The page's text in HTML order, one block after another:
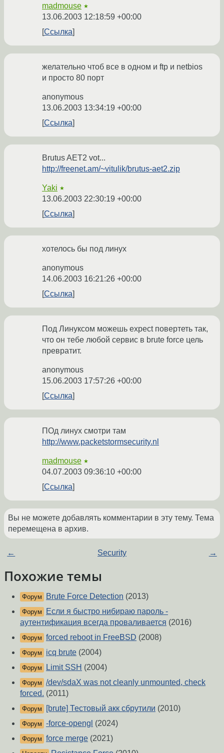
madmouse ★
13.06.2003 12:18:59 +00:00
Ссылка
желательно чтоб все в одном и ftp и netbios
и просто 80 порт
anonymous
13.06.2003 13:34:19 +00:00
Ссылка
Brutus AET2 vot...
http://freenet.am/~vitulik/brutus-aet2.zip
Yaki ★
13.06.2003 22:30:19 +00:00
Ссылка
хотелось бы под линух
anonymous
14.06.2003 16:21:26 +00:00
Ссылка
Под Линуксом можешь expect повертеть так,
что он тебе любой сервис в brute force цель
превратит.
anonymous
15.06.2003 17:57:26 +00:00
Ссылка
ПОд линух смотри там
http://www.packetstormsecurity.nl
madmouse ★
04.07.2003 09:36:10 +00:00
Ссылка
Вы не можете добавлять комментарии в эту тему. Тема
перемещена в архив.
← Security →
Похожие темы
Форум Brute Force Detection (2013)
Форум
Если я быстро нибираю пароль -
аутентификация всегда проваливается (2016)
Форум forced reboot in FreeBSD (2008)
Форум icq brute (2004)
Форум Limit SSH (2004)
Форум /dev/sdaX was not cleanly unmounted, check
forced. (2011)
Форум [brute] Тестовый акк сбрутили (2010)
Форум -force-opengl (2024)
Форум force merge (2021)